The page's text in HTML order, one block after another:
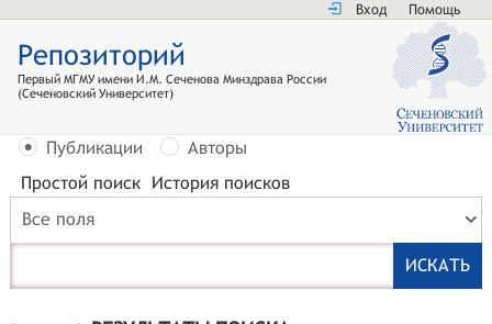
Вход Помощь
Репозиторий
Первый МГМУ имени И.М. Сеченова Минздрава России
(Сеченовский Университет)
Публикации
Авторы
Простой поиск История поисков
Все поля